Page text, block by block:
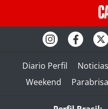
Diario Perfil Noticias
Weekend